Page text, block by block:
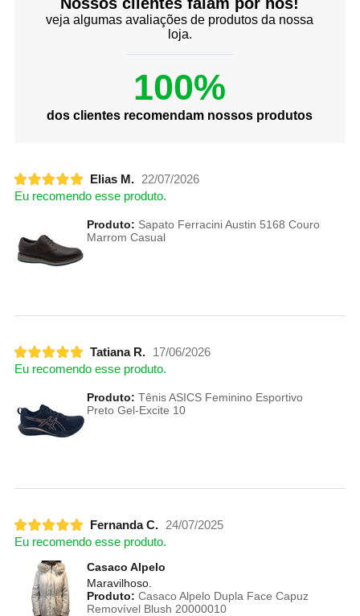
veja algumas avaliações de produtos da nossa
loja.
100%
dos clientes recomendam nossos produtos
Elias M.
22/07/2026
Eu recomendo esse produto.
Produto: Sapato Ferracini Austin 5168 Couro
Marrom Casual
Tatiana R.
17/06/2026
Eu recomendo esse produto.
Produto: Tênis ASICS Feminino Esportivo
Preto Gel-Excite 10
Fernanda C.
24/07/2025
Eu recomendo esse produto.
Casaco Alpelo
Maravilhoso.
Produto: Casaco Alpelo Dupla Face Capuz
Removível Blush 20000010